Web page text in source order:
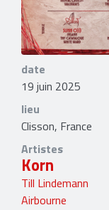
date
19 juin 2025
lieu
Clisson, France
Artistes
Korn
Till Lindemann
Airbourne